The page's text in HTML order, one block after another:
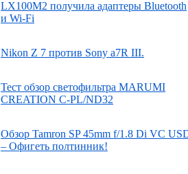
LX100M2 получила адаптеры Bluetooth
и Wi-Fi
Nikon Z 7 против Sony a7R III.
Тест обзор светофильтра MARUMI
CREATION C-PL/ND32
Обзор Tamron SP 45mm f/1.8 Di VC
– Офигеть полтинник!